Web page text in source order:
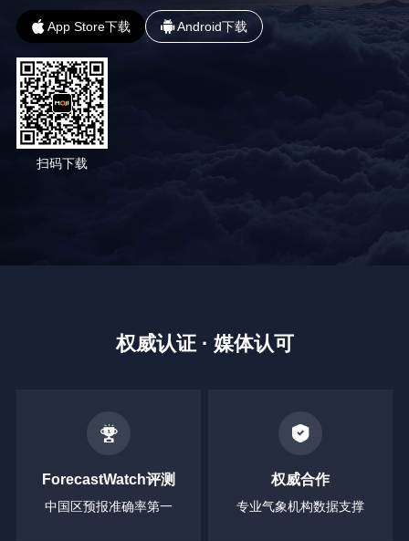
App Store下载 Android下载
扫码下载
权威认证 · 媒体认可
ForecastWatch评测
中国区预报准确率第一
权威合作
专业气象机构数据支撑